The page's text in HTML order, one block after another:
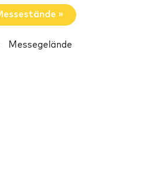
»
Messegelände